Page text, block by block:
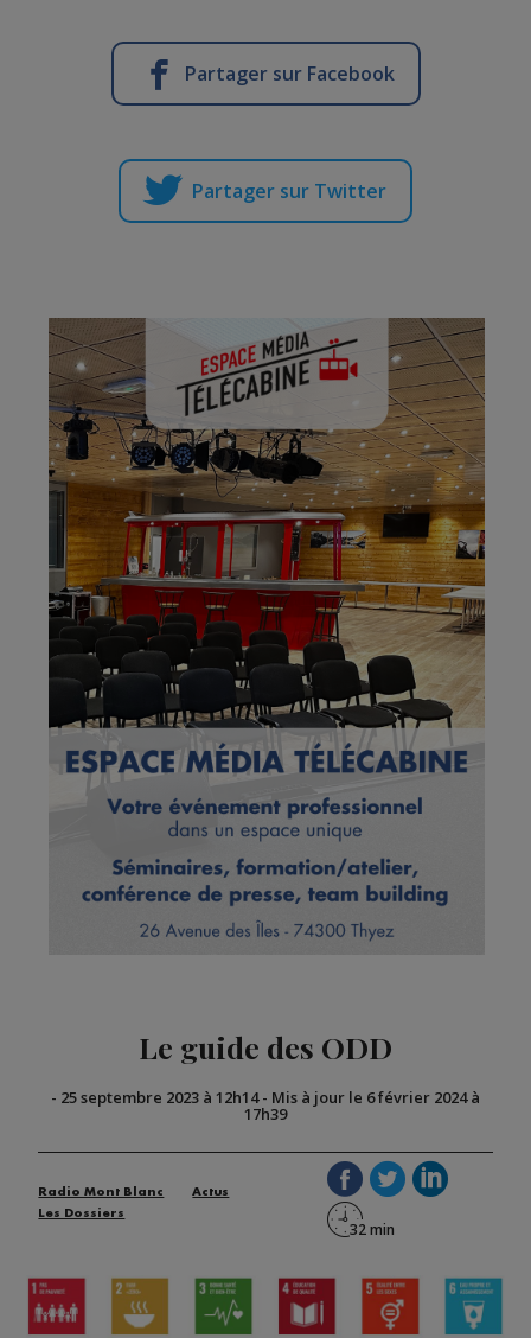
Partager sur Facebook
Partager sur Twitter
Le guide des ODD
- 25 septembre 2023 à 12h14- Mis à jour le 6 février 2024 à
17h39
Radio Mont Blanc
Actus
Les Dossiers